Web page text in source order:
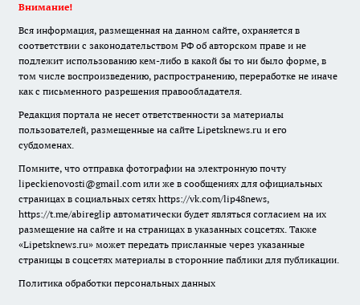
Внимание!
Вся информация, размещенная на данном сайте, охраняется в
соответствии с законодательством РФ об авторском праве и не
подлежит использованию кем-либо в какой бы то ни было форме, в
том числе воспроизведению, распространению, переработке не иначе
как с письменного разрешения правообладателя.
Редакция портала не несет ответственности за материалы
пользователей, размещенные на сайте Lipetsknews.ru и его
субдоменах.
Помните, что отправка фотографии на электронную почту
lipeckienovosti@gmail.com или же в сообщениях для официальных
страницах в социальных сетях https://vk.com/lip48news,
https://t.me/abireglip автоматически будет являться согласием на их
размещение на сайте и на страницах в указанных соцсетях. Также
«Lipetsknews.ru» может передать присланные через указанные
страницы в соцсетях материалы в сторонние паблики для публикации.
Политика обработки персональных данных